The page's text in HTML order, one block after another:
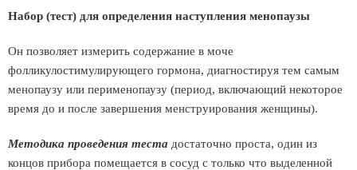
Набор (тест) для определения наступления менопаузы
Он позволяет измерить содержание в моче
фолликулостимулирующего гормона, диагностируя тем самым
менопаузу или перименопаузу (период, включающий некоторое
время до и после завершения менструирования женщины).
Методика проведения теста достаточно проста, один из
концов прибора помещается в сосуд с только что выделенной